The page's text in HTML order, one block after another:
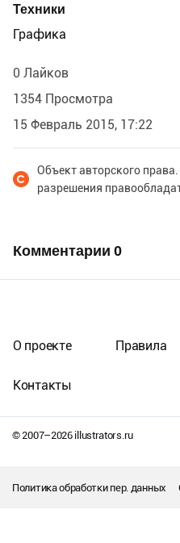
Техники
Графика
0 Лайков
1354 Просмотра
15 Февраль 2015, 17:22
Объект авторского
разрешения
Комментарии 0
© 2007–2026illustrators.ru
О проекте Правила
Контакты
Политика обработки пер. данных